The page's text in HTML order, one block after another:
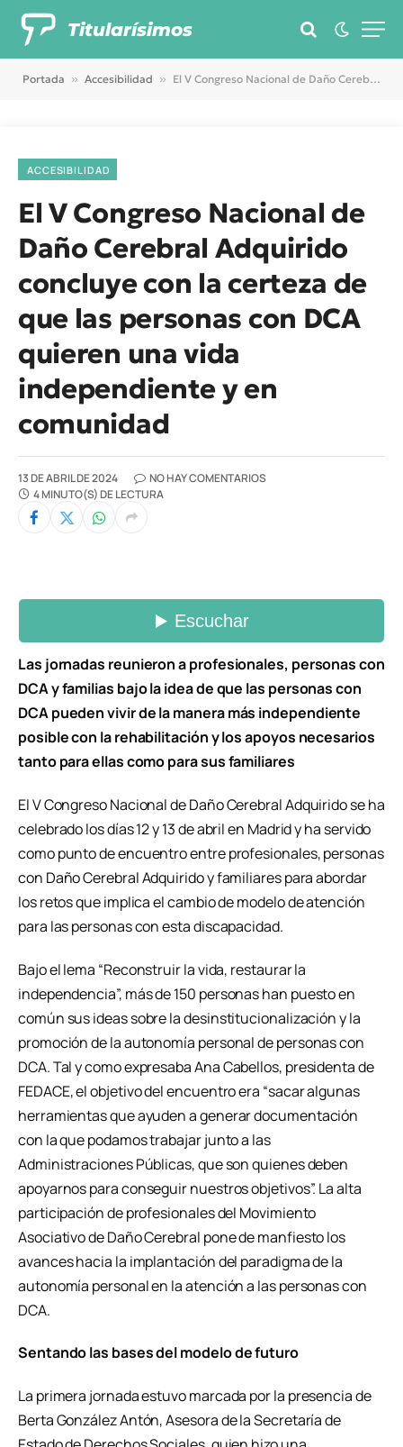
Titularísimos
Portada » Accesibilidad » El V Congreso Nacional de Daño Cerebral Adquirido concluye con la certeza de que las personas con DCA quieren una vida independiente y en comunidad
ACCESIBILIDAD
El V Congreso Nacional de
Daño Cerebral Adquirido
concluye con la certeza de
que las personas con DCA
quieren una vida
independiente y en
comunidad
13 DE ABRIL DE 2024
NO HAY COMENTARIOS
4 MINUTO(S) DE LECTURA
Las jornadas reunieron a profesionales, personas con
DCA y familias bajo la idea de que las personas con
DCA pueden vivir de la manera más independiente
posible con la rehabilitación y los apoyos necesarios
tanto para ellas como para sus familiares
El V Congreso Nacional de Daño Cerebral Adquirido se ha
celebrado los días 12 y 13 de abril en Madrid y ha servido
como punto de encuentro entre profesionales, personas
con Daño Cerebral Adquirido y familiares para abordar
los retos que implica el cambio de modelo de atención
para las personas con esta discapacidad.
Bajo el lema “Reconstruir la vida, restaurar la
independencia”, más de 150 personas han puesto en
común sus ideas sobre la desinstitucionalización y la
promoción de la autonomía personal de personas con
DCA. Tal y como expresaba Ana Cabellos, presidenta de
FEDACE, el objetivo del encuentro era “sacar algunas
herramientas que ayuden a generar documentación
con la que podamos trabajar junto a las
Administraciones Públicas, que son quienes deben
apoyarnos para conseguir nuestros objetivos”. La alta
participación de profesionales del Movimiento
Asociativo de Daño Cerebral pone de manfiesto los
avances hacia la implantación del paradigma de la
autonomía personal en la atención a las personas con
DCA.
Sentando las bases del modelo de futuro
La primera jornada estuvo marcada por la presencia de
Berta González Antón, Asesora de la Secretaría de